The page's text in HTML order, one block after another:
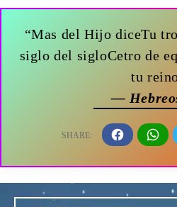
“Mas del Hijo diceTu
siglo del sigloCetro de
tu
—